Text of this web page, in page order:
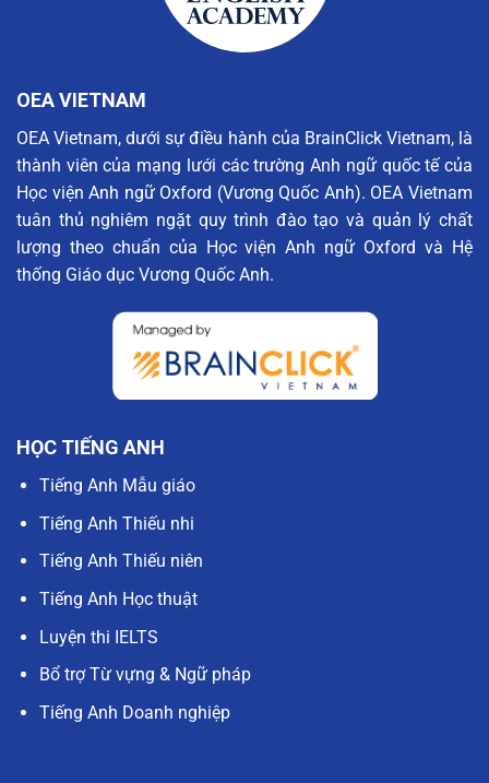
Snow,
Save
nhận
giải
thưởng
thí
Xuất
sắc
nhất
Khu
vực”
năm
2025
Cambridge
OEA VIETNAM
OEA Vietnam, dưới sự điều hành của BrainClick Vietnam, là
thành viên của mạng lưới các trường Anh ngữ quốc tế của
Học viện Anh ngữ Oxford (Vương Quốc Anh). OEA Vietnam
tuân thủ nghiêm ngặt quy trình đào tạo và quản lý chất
lượng theo chuẩn của Học viện Anh ngữ Oxford và Hệ
thống Giáo dục Vương Quốc Anh.
HỌC TIẾNG ANH
Tiếng Anh Mẫu giáo
Tiếng Anh Thiếu nhi
Tiếng Anh Thiếu niên
Tiếng Anh Học thuật
Luyện thi IELTS
Bổ trợ Từ vựng & Ngữ pháp
Tiếng Anh Doanh nghiệp